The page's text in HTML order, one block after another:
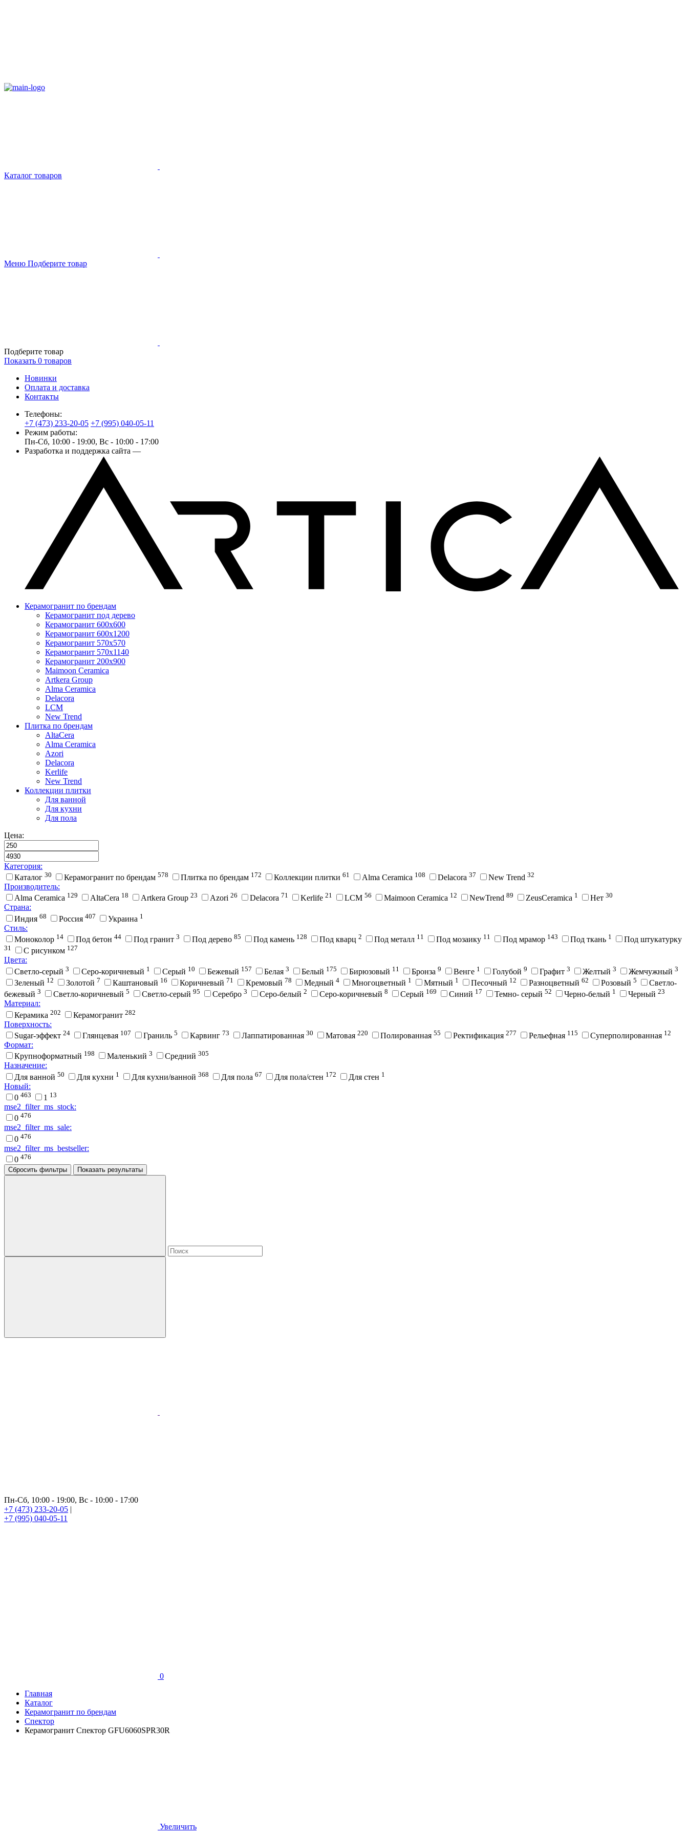
Каталог товаров
Меню Подберите товар
Подберите товар
Показать 0 товаров
Новинки
Оплата и доставка
Контакты
Телефоны:
+7 (473) 233-20-05 +7 (995) 040-05-11
Режим работы:
Пн-Сб, 10:00 - 19:00, Вс - 10:00 - 17:00
Разработка и поддержка сайта —
Керамогранит по брендам
Керамогранит под дерево
Керамогранит 600x600
Керамогранит 600x1200
Керамогранит 570x570
Керамогранит 570x1140
Керамогранит 200x900
Maimoon Ceramica
Artkera Group
Alma Ceramica
Delacora
LCM
New Trend
Плитка по брендам
AltaCera
Аlma Ceramica
Azori
Delacora
Kerlife
New Trend
Коллекции плитки
Для ванной
Для кухни
Для пола
Цена:
Категория:
Каталог 30 Керамогранит по брендам 578 Плитка по брендам 172 Коллекции плитки 61 Alma Ceramica 108 Delacora 37 New Trend 32
Производитель:
Alma Ceramica 129 AltaCera 18 Artkera Group 23 Azori 26 Delacora 71 Kerlife 21 LCM 56 Maimoon Ceramica 12 NewTrend 89 ZeusCeramica 1 Нет 30
Страна:
Индия 68 Россия 407 Украина 1
Стиль:
Моноколор 14 Под бетон 44 Под гранит 3 Под дерево 85 Под камень 128 Под кварц 2 Под металл 11 Под мозаику 11 Под мрамор 143 Под ткань 1 Под штукатурку
31 С рисунком 127
Цвета:
Cветло-серый 3 Cеро-коричневый 1 Cерый 10 Бежевый 157 Белая 3 Белый 175 Бирюзовый 11 Бронза 9 Венге 1 Голубой 9 Графит 3 Желтый 3 Жемчужный 3
Зеленый 12 Золотой 7 Каштановый 16 Коричневый 71 Кремовый 78 Медный 4 Многоцветный 1 Мятный 1 Песочный 12 Разноцветный 62 Розовый 5
Светло-
бежевый 3 Светло-коричневый 5 Светло-серый 95 Серебро 3 Серо-белый 2 Серо-коричневый 8 Серый 169 Синий 17 Темно- серый 52 Черно-белый 1 Черный 23
Материал:
Керамика 202 Керамогранит 282
Поверхность:
Sugar-эффект 24 Глянцевая 107 Граниль 5 Карвинг 73 Лаппатированная 30 Матовая 220 Полированная 55 Ректификация 277 Рельефная 115 Суперполированная 12
Формат:
Крупноформатный 198 Маленький 3 Средний 305
Назначение:
Для ванной 50 Для кухни 1 Для кухни/ванной 368 Для пола 67 Для пола/стен 172 Для стен 1
Новый:
0 463 1 13
mse2_filter_ms_stock:
0 476
mse2_filter_ms_sale:
0 476
mse2_filter_ms_bestseller:
0 476
Сбросить фильтры
Показать результаты
Пн-Сб, 10:00 - 19:00, Вс - 10:00 - 17:00
+7 (473) 233-20-05 |
+7 (995) 040-05-11
0
Главная
Каталог
Керамогранит по брендам
Спектор
Керамогранит Спектор GFU6060SPR30R
Увеличить